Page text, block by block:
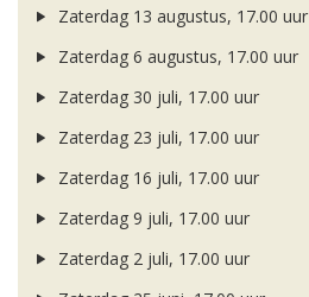
Zaterdag 13 augustus, 17.00 uur
Zaterdag 6 augustus, 17.00 uur
Zaterdag 30 juli, 17.00 uur
Zaterdag 23 juli, 17.00 uur
Zaterdag 16 juli, 17.00 uur
Zaterdag 9 juli, 17.00 uur
Zaterdag 2 juli, 17.00 uur